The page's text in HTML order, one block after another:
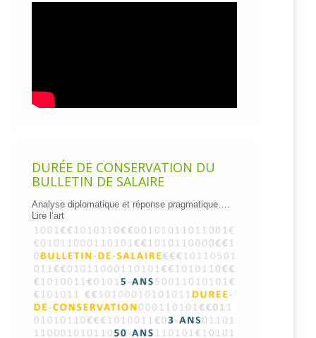
DURÉE DE CONSERVATION DU
BULLETIN DE SALAIRE
Analyse diplomatique et réponse pragmatique….
Lire l’art